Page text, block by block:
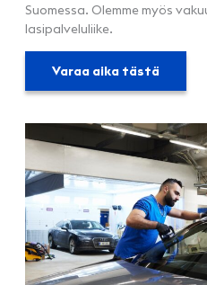
Suomessa. Olemme myös
lasipalveluliike.
Varaa aika tästä